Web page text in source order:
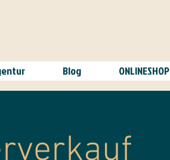
Blog ONLINESHOP